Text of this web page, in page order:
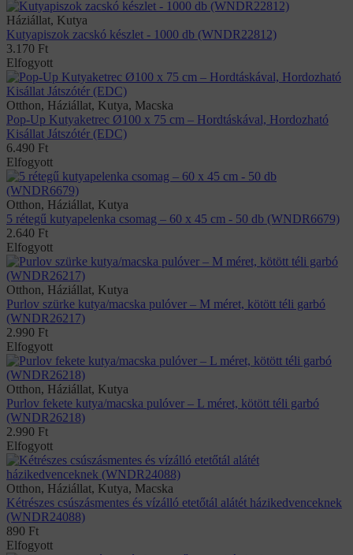
Háziállat, Kutya
Kutyapiszok zacskó készlet - 1000 db (WNDR22812)
3.170 Ft
Elfogyott
Otthon, Háziállat, Kutya, Macska
Pop-Up Kutyaketrec Ø100 x 75 cm – Hordtáskával, Hordozható
Kisállat Játszótér (EDC)
6.490 Ft
Elfogyott
Otthon, Háziállat, Kutya
5 rétegű kutyapelenka csomag – 60 x 45 cm - 50 db (WNDR6679)
2.640 Ft
Elfogyott
Otthon, Háziállat, Kutya
Purlov szürke kutya/macska pulóver – M méret, kötött téli garbó
(WNDR26217)
2.990 Ft
Elfogyott
Otthon, Háziállat, Kutya
Purlov fekete kutya/macska pulóver – L méret, kötött téli garbó
(WNDR26218)
2.990 Ft
Elfogyott
Otthon, Háziállat, Kutya, Macska
Kétrészes csúszásmentes és vízálló etetőtál alátét házikedvenceknek
(WNDR24088)
890 Ft
Elfogyott